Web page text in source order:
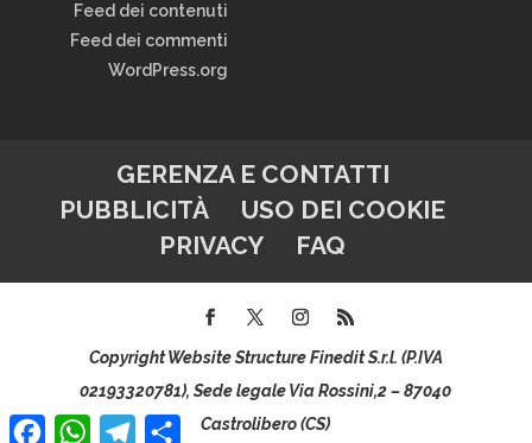
Feed dei contenuti
Feed dei commenti
WordPress.org
GERENZA E CONTATTI
PUBBLICITÀ
USO DEI COOKIE
PRIVACY
FAQ
Copyright Website Structure Finedit S.r.l. (P.IVA
02193320781), Sede legale Via Rossini,2 – 87040
Castrolibero (CS)
Facebook
WhatsAppTelegram
Condividi